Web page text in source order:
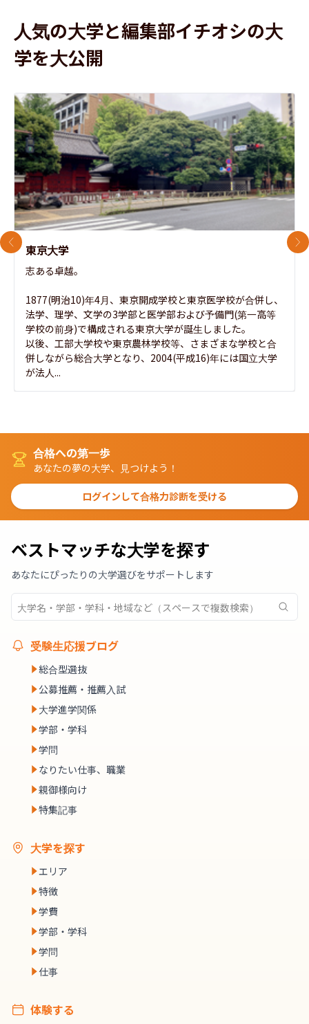
人気の大学と編集部イチオシの大
学を大公開
東京大学
志ある卓越。
1877(明治10)年4月、東京開成学校と東京医学校が合併し、
法学、理学、文学の3学部と医学部および予備門(第一高等
学校の前身)で構成される東京大学が誕生しました。
以後、工部大学校や東京農林学校等、さまざまな学校と合
併しながら総合大学となり、2004(平成16)年には国立大学
が法人...
前のスライド 次
合格への第一歩
あなたの夢の大学、見つけよう！
ログインして合格力診断を受ける
ベストマッチな大学を探す
あなたにぴったりの大学選びをサポートします
受験生応援ブログ
総合型選抜
公募推薦・推薦入試
大学進学関係
学部・学科
学問
なりたい仕事、職業
親御様向け
特集記事
大学を探す
エリア
特徴
学費
学部・学科
学問
仕事
体験する